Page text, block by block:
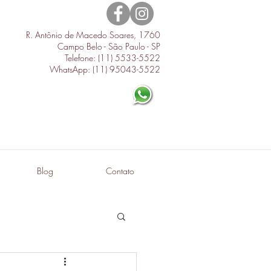
R. Antônio de Macedo Soares, 1760
Campo Belo - São Paulo - SP
Telefone: (11) 5533-5522
WhatsApp: (11) 95043-5522
Blog Contato